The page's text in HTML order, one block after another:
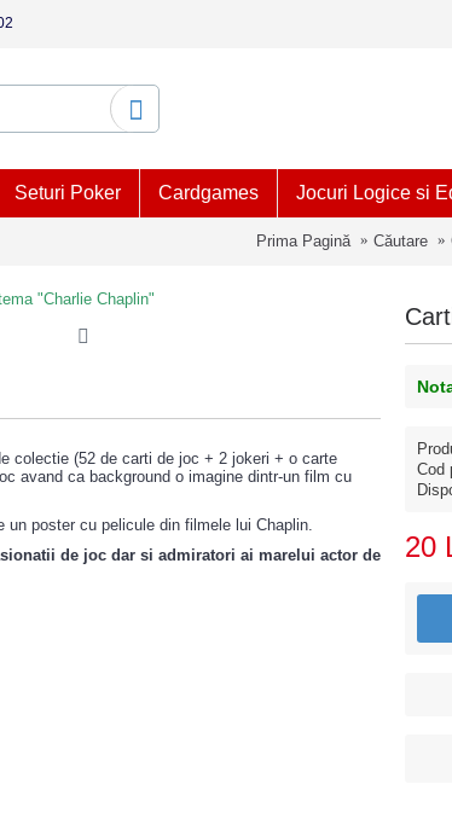
Seturi Poker Cardgames Jocuri Logice si
Prima Pagină Căutare
colectie (52 de carti de joc + 2 jokeri + o carte
avand ca background o imagine dintr-un film cu
un poster cu pelicule din filmele lui Chaplin.
de joc dar si admiratori ai marelui actor de
Cod
20